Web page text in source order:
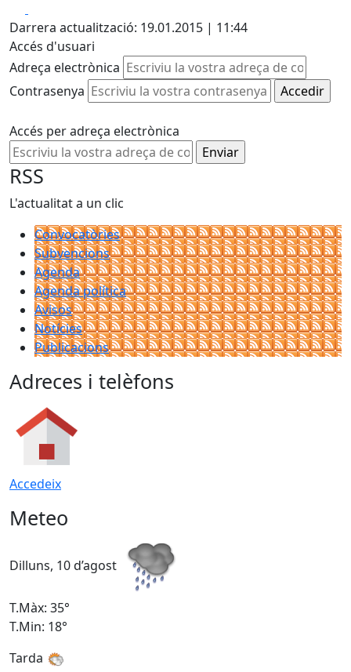
Darrera actualització: 19.01.2015 | 11:44
Accés d'usuari
Adreça electrònica
Contrasenya
Accés per adreça electrònica
RSS
L'actualitat a un clic
Convocatòries
Subvencions
Agenda
Agenda política
Avisos
Notícies
Publicacions
Adreces i telèfons
Accedeix
Meteo
Dilluns, 10 d’agost
T.Màx: 35°
T.Min: 18°
Tarda